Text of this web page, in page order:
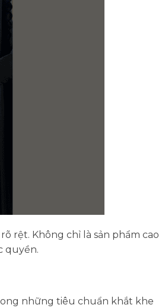
rệt. Không chỉ là sản phẩm cao
quyền.
những tiêu chuẩn khắt khe